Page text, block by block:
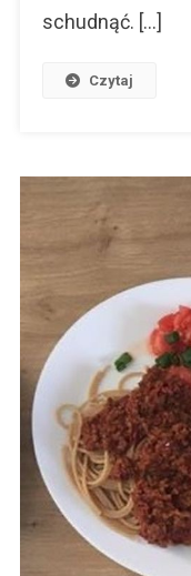
schudnąć. […]
Czytaj